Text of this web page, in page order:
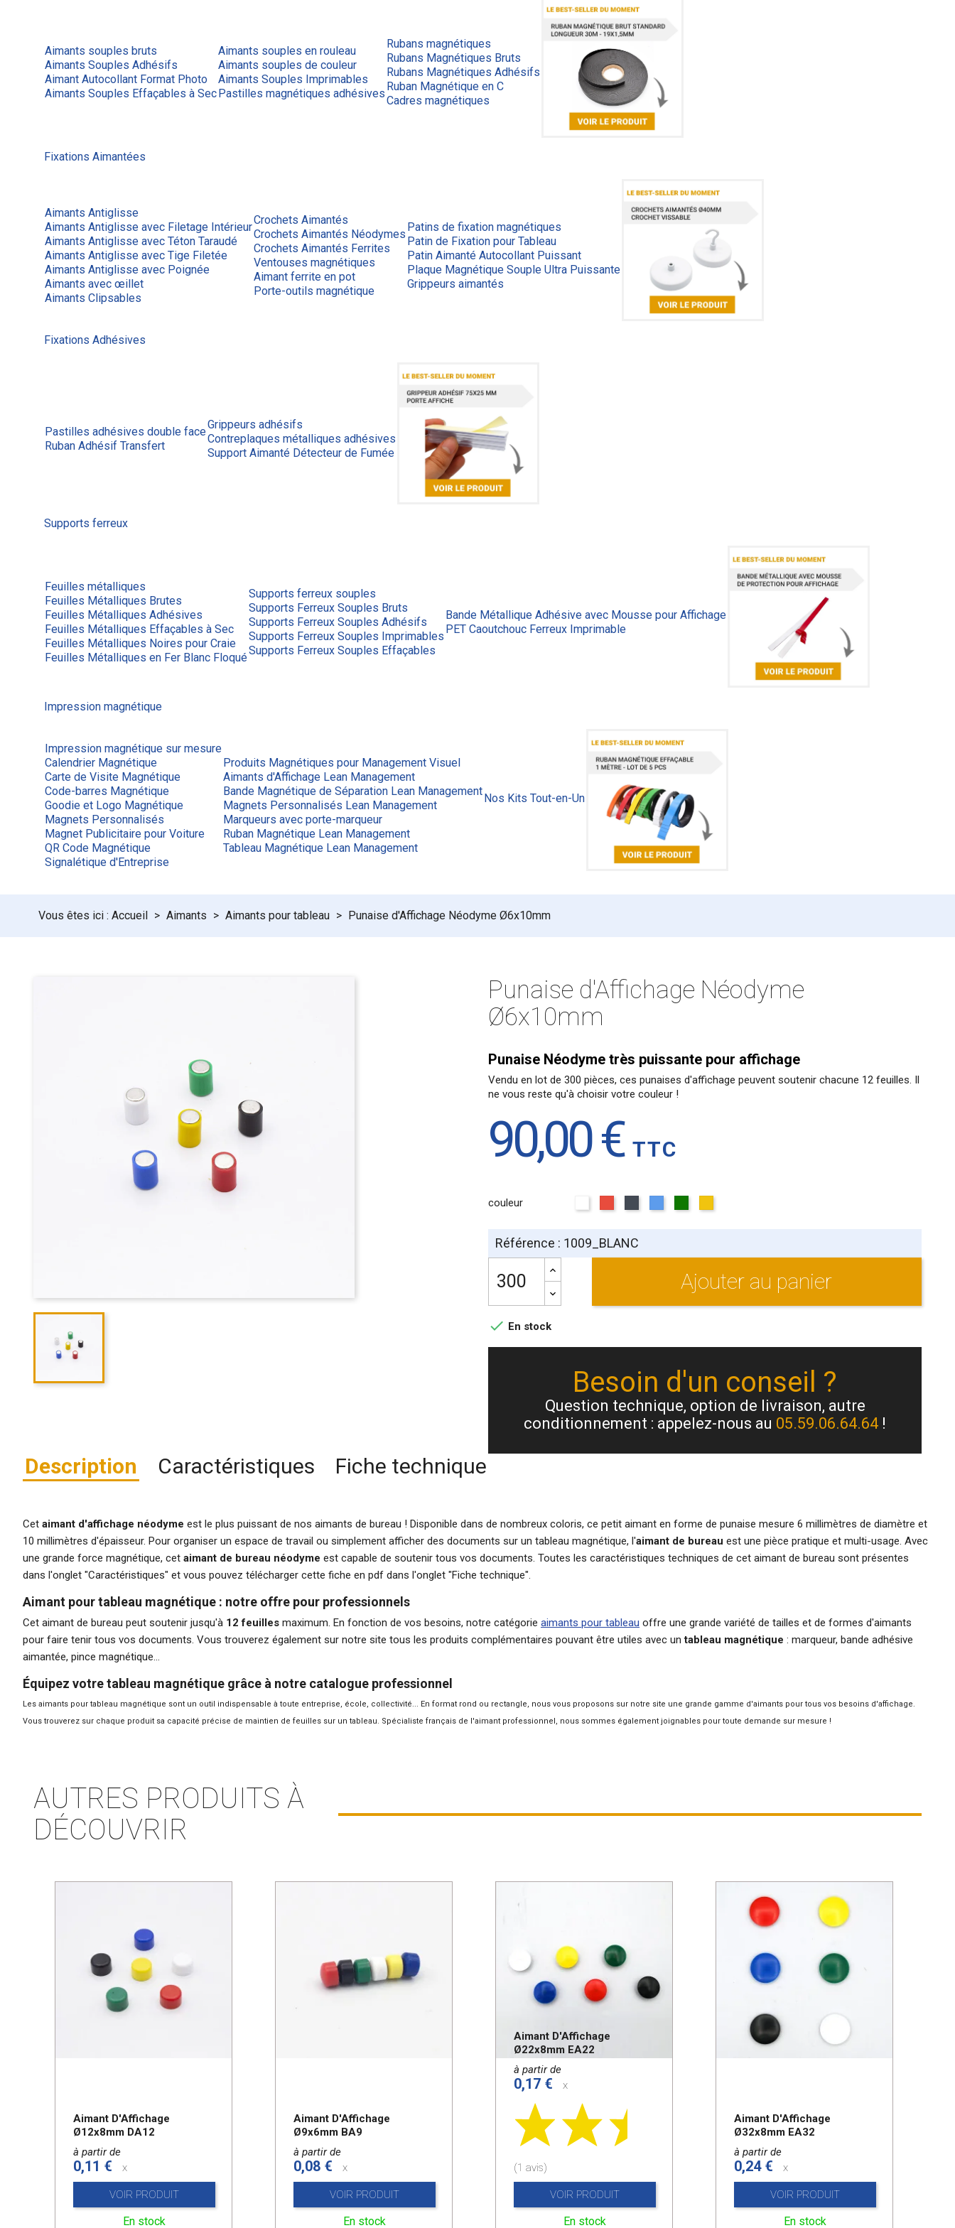
Aimants souples bruts
Aimants Souples Adhésifs
Aimant Autocollant Format Photo
Aimants Souples Effaçables à Sec
Aimants souples en rouleau
Aimants souples de couleur
Aimants Souples Imprimables
Pastilles magnétiques adhésives
Rubans magnétiques
Rubans Magnétiques Bruts
Rubans Magnétiques Adhésifs
Ruban Magnétique en C
Cadres magnétiques
Fixations Aimantées
Aimants Antiglisse
Aimants Antiglisse avec Filetage Intérieur
Aimants Antiglisse avec Téton Taraudé
Aimants Antiglisse avec Tige Filetée
Aimants Antiglisse avec Poignée
Aimants avec œillet
Aimants Clipsables
Crochets Aimantés
Crochets Aimantés Néodymes
Crochets Aimantés Ferrites
Ventouses magnétiques
Aimant ferrite en pot
Porte-outils magnétique
Patins de fixation magnétiques
Patin de Fixation pour Tableau
Patin Aimanté Autocollant Puissant
Plaque Magnétique Souple Ultra Puissante
Grippeurs aimantés
Fixations Adhésives
Pastilles adhésives double face
Ruban Adhésif Transfert
Grippeurs adhésifs
Contreplaques métalliques adhésives
Support Aimanté Détecteur de Fumée
Supports ferreux
Feuilles métalliques
Feuilles Métalliques Brutes
Feuilles Métalliques Adhésives
Feuilles Métalliques Effaçables à Sec
Feuilles Métalliques Noires pour Craie
Feuilles Métalliques en Fer Blanc Floqué
Supports ferreux souples
Supports Ferreux Souples Bruts
Supports Ferreux Souples Adhésifs
Supports Ferreux Souples Imprimables
Supports Ferreux Souples Effaçables
Bande Métallique Adhésive avec Mousse pour Affichage
PET Caoutchouc Ferreux Imprimable
Impression magnétique
Impression magnétique sur mesure
Calendrier Magnétique
Carte de Visite Magnétique
Code-barres Magnétique
Goodie et Logo Magnétique
Magnets Personnalisés
Magnet Publicitaire pour Voiture
QR Code Magnétique
Signalétique d'Entreprise
Produits Magnétiques pour Management Visuel
Aimants d'Affichage Lean Management
Bande Magnétique de Séparation Lean Management
Magnets Personnalisés Lean Management
Marqueurs avec porte-marqueur
Ruban Magnétique Lean Management
Tableau Magnétique Lean Management
Nos Kits Tout-en-Un
Accueil Aimants Aimants pour tableau Punaise d'Affichage Néodyme Ø6x10mm
Punaise d'Affichage Néodyme
Ø6x10mm
Punaise Néodyme très puissante pour affichage
Vendu en lot de 300 pièces, ces punaises d'affichage peuvent soutenir chacune 12 feuilles. Il
ne vous reste qu'à choisir votre couleur !
90,00 € TTC
couleur
Référence : 1009_BLANC
Ajouter au panier
 En stock
Besoin d'un conseil ?
Question technique, option de livraison, autre
conditionnement : appelez-nous au 05.59.06.64.64 !
Description Caractéristiques Fiche technique
Cet aimant d'affichage néodyme est le plus puissant de nos aimants de bureau ! Disponible dans de nombreux coloris, ce petit aimant en forme de punaise mesure 6 millimètres de diamètre et
10 millimètres d'épaisseur. Pour organiser un espace de travail ou simplement afficher des documents sur un tableau magnétique, l'aimant de bureau est une pièce pratique et multi-usage. Avec
une grande force magnétique, cet aimant de bureau néodyme est capable de soutenir tous vos documents. Toutes les caractéristiques techniques de cet aimant de bureau sont présentes
dans l'onglet "Caractéristiques" et vous pouvez télécharger cette fiche en pdf dans l'onglet "Fiche technique".
Aimant pour tableau magnétique : notre offre pour professionnels
Cet aimant de bureau peut soutenir jusqu'à 12 feuilles maximum. En fonction de vos besoins, notre catégorie aimants pour tableau offre une grande variété de tailles et de formes d'aimants
pour faire tenir tous vos documents. Vous trouverez également sur notre site tous les produits complémentaires pouvant être utiles avec untableau magnétique : marqueur, bande adhésive
aimantée, pince magnétique…
Équipez votre tableau magnétique grâce à notre catalogue professionnel
Les aimants pour tableau magnétique sont un outil indispensable à toute entreprise, école, collectivité... En format rond ou rectangle, nous vous proposons sur notre site une grande gamme d'aimants pour tous vos besoins d'affichage.
Vous trouverez sur chaque produit sa capacité précise de maintien de feuilles sur un tableau. Spécialiste français de l'aimant professionnel, nous sommes également joignables pour toute demande sur mesure !
AUTRES PRODUITS À
DÉCOUVRIR
Aimant D'Affichage
Ø12x8mm DA12
à partir de
0,11 € x
VOIR PRODUIT
En stock
Aimant D'Affichage
Ø9x6mm BA9
à partir de
0,08 € x
VOIR PRODUIT
En stock
Aimant D'Affichage
Ø22x8mm EA22
à partir de
0,17 € x
(1 avis)
VOIR PRODUIT
En stock
Aimant D'Affichage
Ø32x8mm EA32
à partir de
0,24 € x
VOIR PRODUIT
En stock